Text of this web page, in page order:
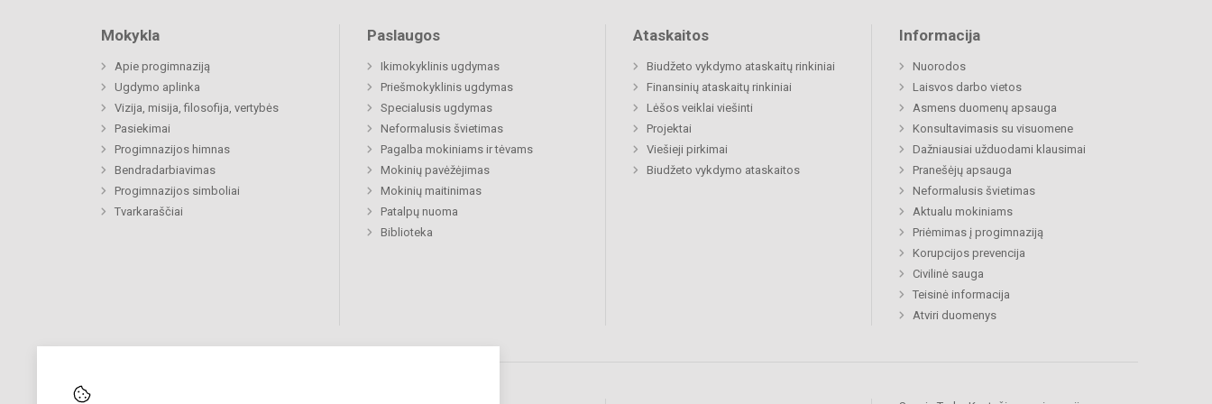
Mokykla
Apie progimnaziją
Ugdymo aplinka
Vizija, misija, filosofija, vertybės
Pasiekimai
Progimnazijos himnas
Bendradarbiavimas
Progimnazijos simboliai
Tvarkaraščiai
Paslaugos
Ikimokyklinis ugdymas
Priešmokyklinis ugdymas
Specialusis ugdymas
Neformalusis švietimas
Pagalba mokiniams ir tėvams
Mokinių pavėžėjimas
Mokinių maitinimas
Patalpų nuoma
Biblioteka
Ataskaitos
Biudžeto vykdymo ataskaitų rinkiniai
Finansinių ataskaitų rinkiniai
Lėšos veiklai viešinti
Projektai
Viešieji pirkimai
Biudžeto vykdymo ataskaitos
Informacija
Nuorodos
Laisvos darbo vietos
Asmens duomenų apsauga
Konsultavimasis su visuomene
Dažniausiai užduodami klausimai
Pranešėjų apsauga
Neformalusis švietimas
Aktualu mokiniams
Priėmimas į progimnaziją
Korupcijos prevencija
Civilinė sauga
Teisinė informacija
Atviri duomenys